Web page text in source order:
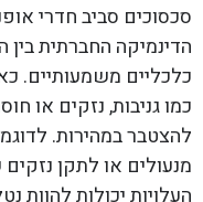
סכסוכים סביב חדרי
הדינמיקה החברתית בין
כלכליים משמעותיים.
כמו גניבות, נזקים או
להצטבר במהירות.
מנעולים או לתקן נזקים
העלויות יכולות להוות